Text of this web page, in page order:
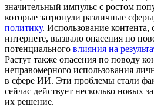
значительный импульс с ростом
которые затронули различные
политику. Использование
интернете, вызвало опасения по
потенциального влияния на
Растут также опасения по поводу
неправомерного использования
в сфере ИИ. Эти проблемы стали
сейчас действует несколько новых
их решение.